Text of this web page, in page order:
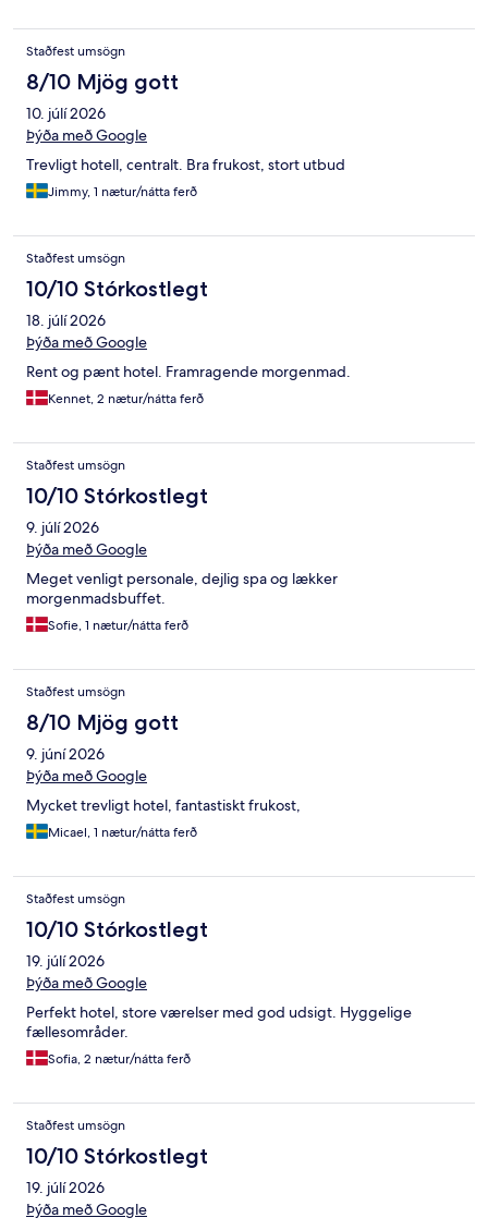
Staðfest umsögn
8/10 Mjög gott
10. júlí 2026
Þýða með Google
Trevligt hotell, centralt. Bra frukost, stort utbud
Jimmy, 1 nætur/nátta ferð
Staðfest umsögn
10/10 Stórkostlegt
18. júlí 2026
Þýða með Google
Rent og pænt hotel. Framragende morgenmad.
Kennet, 2 nætur/nátta ferð
Staðfest umsögn
10/10 Stórkostlegt
9. júlí 2026
Þýða með Google
Meget venligt personale, dejlig spa og lækker
morgenmadsbuffet.
Sofie, 1 nætur/nátta ferð
Staðfest umsögn
8/10 Mjög gott
9. júní 2026
Þýða með Google
Mycket trevligt hotel, fantastiskt frukost,
Micael, 1 nætur/nátta ferð
Staðfest umsögn
10/10 Stórkostlegt
19. júlí 2026
Þýða með Google
Perfekt hotel, store værelser med god udsigt. Hyggelige
fællesområder.
Sofia, 2 nætur/nátta ferð
Staðfest umsögn
10/10 Stórkostlegt
19. júlí 2026
Þýða með Google